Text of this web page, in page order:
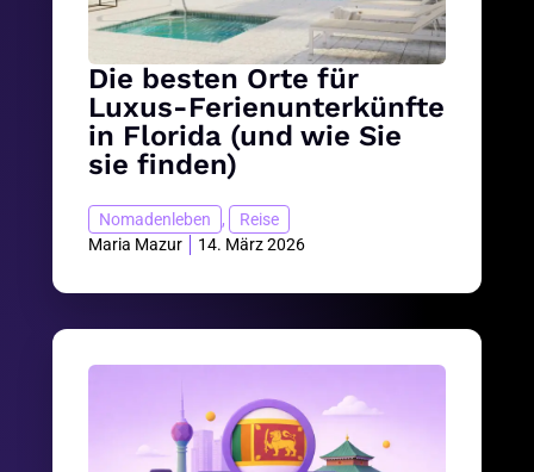
Die besten Orte für
Luxus-Ferienunterkünfte
in Florida (und wie Sie
sie finden)
Nomadenleben ,
Reise
Maria Mazur
14. März 2026